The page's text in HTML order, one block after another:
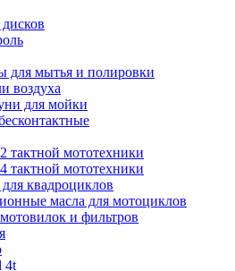
для мытья и полировки
воздуха
для мойки
тактной мототехники
тактной мототехники
квадроциклов
масла для мотоциклов
и фильтров
4t